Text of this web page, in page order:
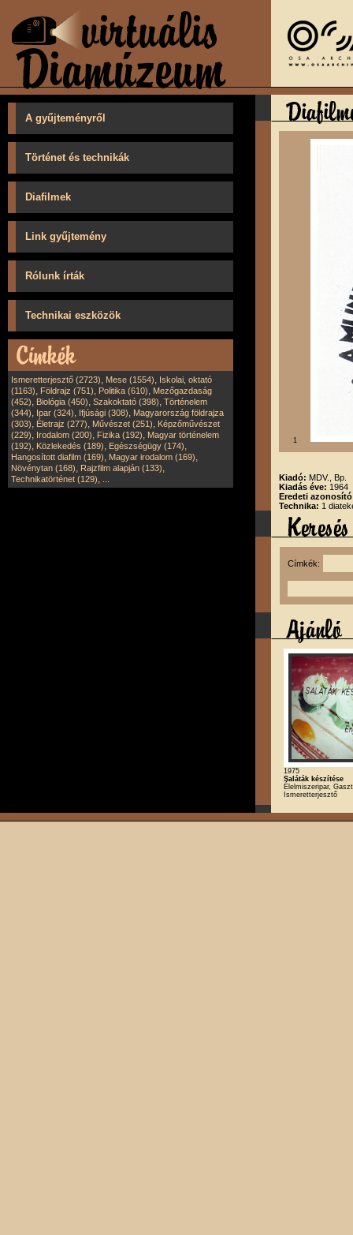
A gyűjteményről
Történet és technikák
Diafilmek
Link gyűjtemény
Rólunk írták
Technikai eszközök
Ismeretterjesztő (2723), Mese (1554), Iskolai, oktató
(1163), Földrajz (751), Politika (610), Mezőgazdaság
(452), Biológia (450), Szakoktató (398), Történelem
(344), Ipar (324), Ifjúsági (308), Magyarország földrajza
(303), Életrajz (277), Művészet (251), Képzőművészet
(229), Irodalom (200), Fizika (192), Magyar történelem
(192), Közlekedés (189), Egészségügy (174),
Hangosított diafilm (169), Magyar irodalom (169),
Növénytan (168), Rajzfilm alapján (133),
Technikatörténet (129),
1
Kiadó: MDV., Bp.
Kiadás éve: 1964
Eredeti
Technika: 1
Címkék:
1975
Saláták készítése
Élelmiszeripar,
Ismeretterjesztő